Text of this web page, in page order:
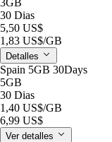
30 Dias
5,50 US$
1,83 US$/GB
Detalles
Spain 5GB 30Days
5GB
30 Dias
1,40 US$/GB
6,99 US$
Ver detalles